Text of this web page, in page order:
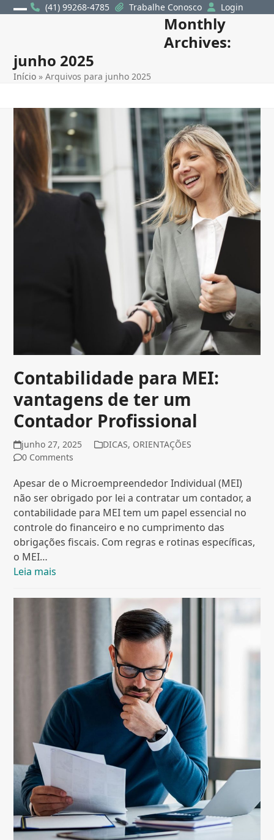
Skip
(41) 99268-4785 Trabalhe Conosco Login
menu
menu
Monthly
Archives:
junho 2025
Início »Arquivos para junho 2025
Contabilidade para MEI:
vantagens de ter um
Contador Profissional
junho 27, 2025 DICAS, ORIENTAÇÕES
0 Comments
Apesar de o Microempreendedor Individual (MEI)
não ser obrigado por lei a contratar um contador, a
contabilidade para MEI tem um papel essencial no
controle do financeiro e no cumprimento das
obrigações fiscais. Com regras e rotinas específicas,
o MEI…
Leia mais